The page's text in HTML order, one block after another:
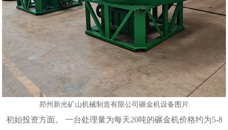
郑州新光矿山机械制造有限公司碾金机设备图片
初始投资方面。 一台处理量为每天20吨的碾金机价格约为5-8